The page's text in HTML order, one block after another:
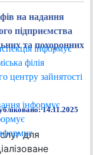
інформує
філія
центру зайнятості
інформує
на надання
підприємства
та похоронних
14.11.2025
для